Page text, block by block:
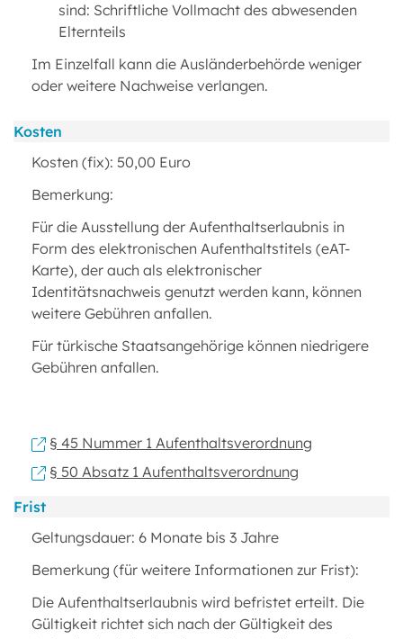
sind: Schriftliche Vollmacht des abwesenden
Elternteils
Im Einzelfall kann die Ausländerbehörde weniger
oder weitere Nachweise verlangen.
Kosten
Kosten (fix): 50,00 Euro
Bemerkung:
Für die Ausstellung der Aufenthaltserlaubnis in
Form des elektronischen Aufenthaltstitels (eAT-
Karte), der auch als elektronischer
Identitätsnachweis genutzt werden kann, können
weitere Gebühren anfallen.
Für türkische Staatsangehörige können niedrigere
Gebühren anfallen.
§ 45 Nummer 1 Aufenthaltsverordnung
§ 50 Absatz 1 Aufenthaltsverordnung
Frist
Geltungsdauer: 6 Monate bis 3 Jahre
Bemerkung (für weitere Informationen zur Frist):
Die Aufenthaltserlaubnis wird befristet erteilt. Die
Gültigkeit richtet sich nach der Gültigkeit des